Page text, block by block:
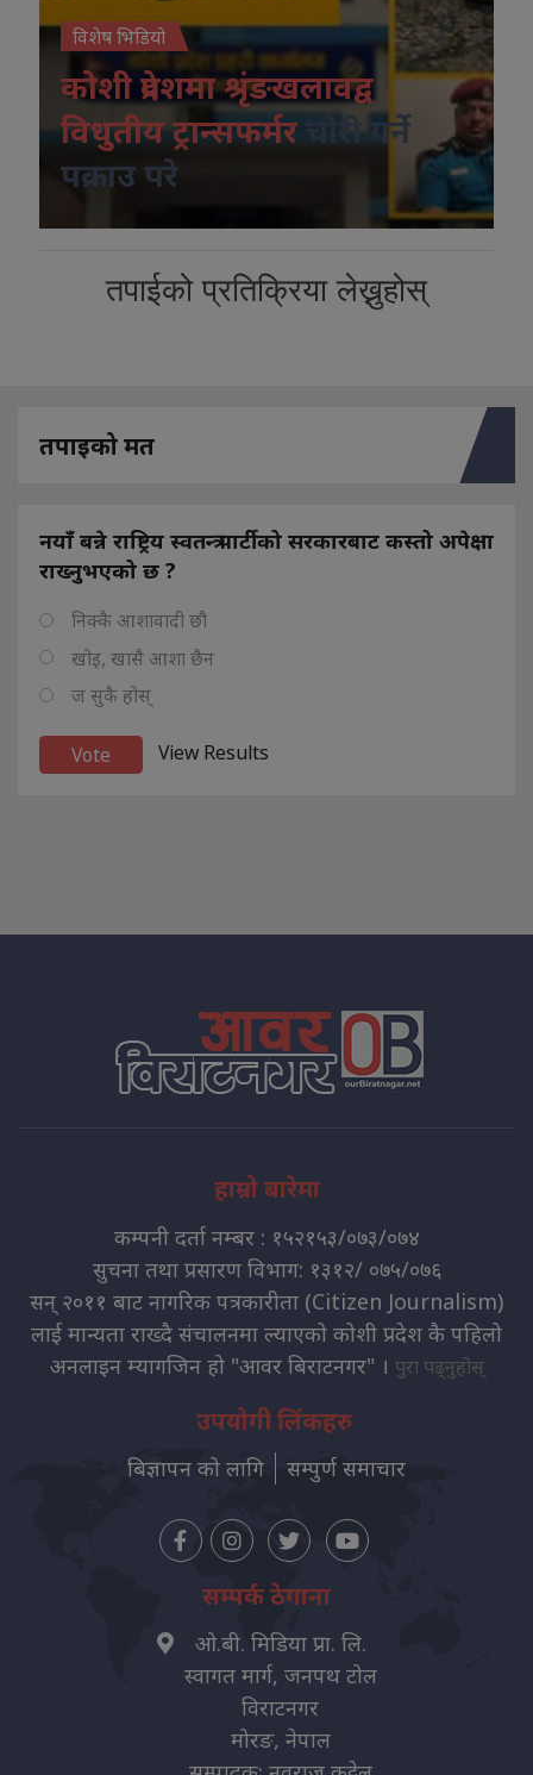
विशेष भिडियो
कोशी प्रदेशमा श्रृंङखलावद्व
विधुतीय ट्रान्सफर्मर
चोरी गर्ने
पक्राउ परे
तपाईको प्रतिक्रिया लेख्नुहोस्
तपाइको मत
नयाँ बन्ने राष्ट्रिय स्वतन्त्र पार्टीको सरकारबाट कस्तो अपेक्षा
राख्नुभएको छ ?
निक्कै आशावादी छौ
खोइ, खासै आशा छैन
ज सुकै होस्
View Results
हाम्रो बारेमा
कम्पनी दर्ता नम्बर : १५२१५३/०७३/०७४
सुचना तथा प्रसारण विभाग: १३१२/ ०७५/०७६
सन् २०११ बाट नागरिक पत्रकारीता (Citizen Journalism)
लाई मान्यता राख्दै संचालनमा ल्याएको कोशी प्रदेश कै पहिलो
अनलाइन म्यागजिन हो "आवर बिराटनगर" । पुरा पढ्नुहोस्
उपयोगी लिंकहरु
बिज्ञापन को लागि सम्पुर्ण समाचार
सम्पर्क ठेगाना
ओ.बी. मिडिया प्रा. लि.
स्वागत मार्ग, जनपथ टोल
विराटनगर
मोरङ, नेपाल